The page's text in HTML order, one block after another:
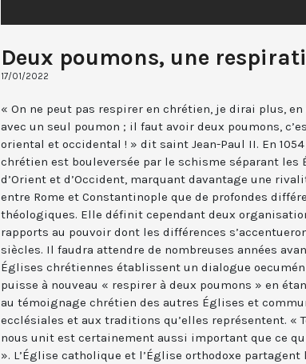
Deux poumons, une
17/01/2022
« On ne peut pas respirer en chrétien, je dirai plus,
avec un seul poumon ; il faut avoir deux poumons,
oriental et occidental ! » dit saint Jean-Paul II. En
chrétien est bouleversée par le schisme séparant les
d’Orient et d’Occident, marquant davantage une
entre Rome et Constantinople que de profondes
théologiques. Elle définit cependant deux
rapports au pouvoir dont les différences
siècles. Il faudra attendre de nombreuses années
Églises chrétiennes établissent un dialogue
puisse à nouveau « respirer à deux poumons » en
au témoignage chrétien des autres Églises et
ecclésiales et aux traditions qu’elles représentent. «
nous unit est certainement aussi important que ce
». L’Église catholique et l’Église orthodoxe partagent